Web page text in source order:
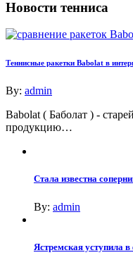
Новости тенниса
Теннисные ракетки Babolat в
By: admin
Babolat ( Баболат ) -
продукцию…
Стала известна
By: admin
Ястремская уступила